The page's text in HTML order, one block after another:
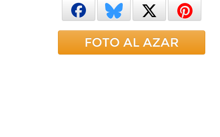
FOTO AL AZAR